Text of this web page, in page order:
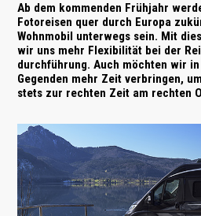
Ab dem kommenden Frühjahr
Fotoreisen quer durch Europa
Wohnmobil unterwegs sein. Mit
wir uns mehr Flexibilität bei der
durchführung. Auch möchten wir
Gegenden mehr Zeit verbringen,
stets zur rechten Zeit am rechten